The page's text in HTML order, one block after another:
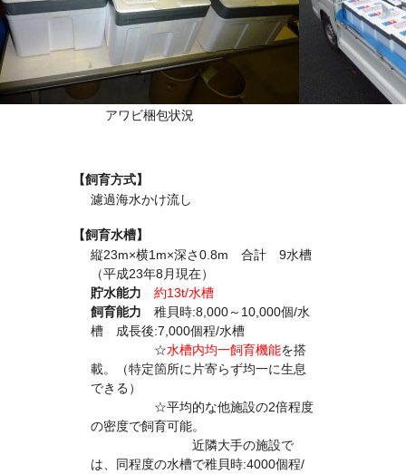
アワビ梱包状況
【飼育方式】
濾過海水かけ流し
【飼育水槽】
縦23m×横1m×深さ0.8m 合計 9水槽
（平成23年8月現在）
貯水能力
約13t/水槽
飼育能力 稚貝時:8,000～10,000個/水
槽 成長後:7,000個程/水槽
☆水槽内均一飼育機能を搭
載。（特定箇所に片寄らず均一に生息
できる）
☆平均的な他施設の2倍程度
の密度で飼育可能。
近隣大手の施設で
は、同程度の水槽で稚貝時:4000個程/